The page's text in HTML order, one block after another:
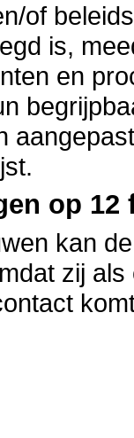
of
is,
en
op 12
kan
zij